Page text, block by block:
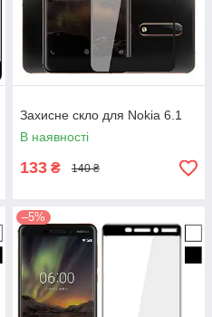
Захисне скло для Nokia 6.1
В наявності
133 ₴ 140 ₴
–5%